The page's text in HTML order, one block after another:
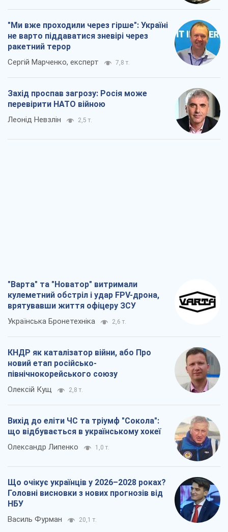
"Ми вже проходили через гірше": Україні
не варто піддаватися зневірі через
ракетний терор
Сергій Марченко, експерт 7,8 т.
Захід проспав загрозу: Росія може
перевірити НАТО війною
Леонід Невзлін 2,5 т.
"Варта" та "Новатор" витримали
кулеметний обстріл і удар FPV-дрона,
врятувавши життя офіцеру ЗСУ
Українська Бронетехніка 2,6 т.
КНДР як каталізатор війни, або Про
новий етап російсько-
північнокорейського союзу
Олексій Кущ 2,8 т.
Вихід до еліти ЧС та тріумф "Сокола":
що відбувається в українському хокеї
Олександр Липенко 1,0 т.
Що очікує українців у 2026–2028 роках?
Головні висновки з нових прогнозів від
НБУ
Василь Фурман 20,1 т.